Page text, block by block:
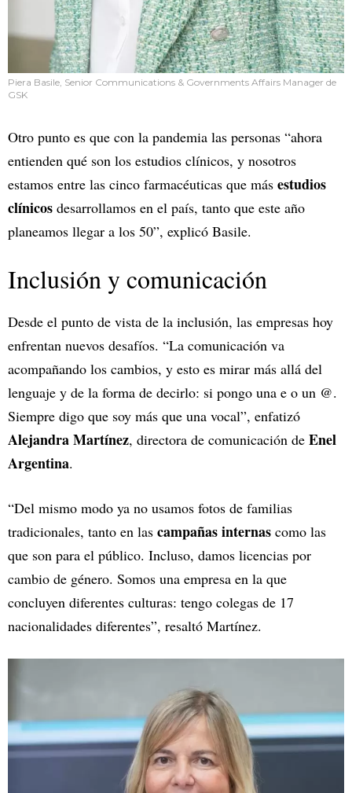
Piera Basile, Senior Communications & Governments Affairs Manager de
GSK
Otro punto es que con la pandemia las personas “ahora
entienden qué son los estudios clínicos, y nosotros
estamos entre las cinco farmacéuticas que más estudios
clínicos desarrollamos en el país, tanto que este año
planeamos llegar a los 50”, explicó Basile.
Inclusión y comunicación
Desde el punto de vista de la inclusión, las empresas hoy
enfrentan nuevos desafíos. “La comunicación va
acompañando los cambios, y esto es mirar más allá del
lenguaje y de la forma de decirlo: si pongo una e o un @.
Siempre digo que soy más que una vocal”, enfatizó
Alejandra Martínez, directora de comunicación de Enel
Argentina.
“Del mismo modo ya no usamos fotos de familias
tradicionales, tanto en las campañas internas como las
que son para el público. Incluso, damos licencias por
cambio de género. Somos una empresa en la que
concluyen diferentes culturas: tengo colegas de 17
nacionalidades diferentes”, resaltó Martínez.